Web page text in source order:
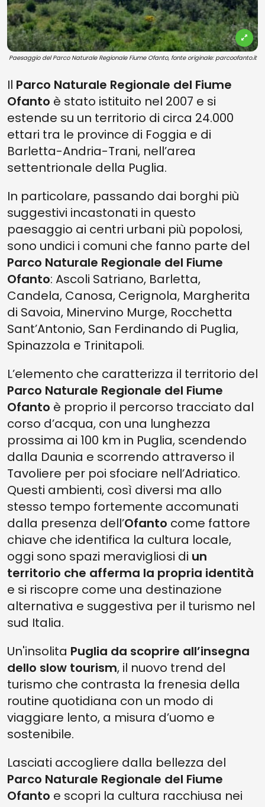
Paesaggio del Parco Naturale Regionale Fiume Ofanto, fonte originale: parcoofanto.it
Il Parco Naturale Regionale del Fiume
Ofanto è stato istituito nel 2007 e si
estende su un territorio di circa 24.000
ettari tra le province di Foggia e di
Barletta-Andria-Trani, nell’area
settentrionale della Puglia.
In particolare, passando dai borghi più
suggestivi incastonati in questo
paesaggio ai centri urbani più popolosi,
sono undici i comuni che fanno parte del
Parco Naturale Regionale del Fiume
Ofanto: Ascoli Satriano, Barletta,
Candela, Canosa, Cerignola, Margherita
di Savoia, Minervino Murge, Rocchetta
Sant’Antonio, San Ferdinando di Puglia,
Spinazzola e Trinitapoli.
L’elemento che caratterizza il territorio del
Parco Naturale Regionale del Fiume
Ofanto è proprio il percorso tracciato dal
corso d’acqua, con una lunghezza
prossima ai 100 km in Puglia, scendendo
dalla Daunia e scorrendo attraverso il
Tavoliere per poi sfociare nell’Adriatico.
Questi ambienti, così diversi ma allo
stesso tempo fortemente accomunati
dalla presenza dell’Ofanto come fattore
chiave che identifica la cultura locale,
oggi sono spazi meravigliosi di un
territorio che afferma la propria identità
e si riscopre come una destinazione
alternativa e suggestiva per il turismo nel
sud Italia.
Un'insolita Puglia da scoprire all’insegna
dello slow tourism, il nuovo trend del
turismo che contrasta la frenesia della
routine quotidiana con un modo di
viaggiare lento, a misura d’uomo e
sostenibile.
Lasciati accogliere dalla bellezza del
Parco Naturale Regionale del Fiume
Ofanto e scopri la cultura racchiusa nei